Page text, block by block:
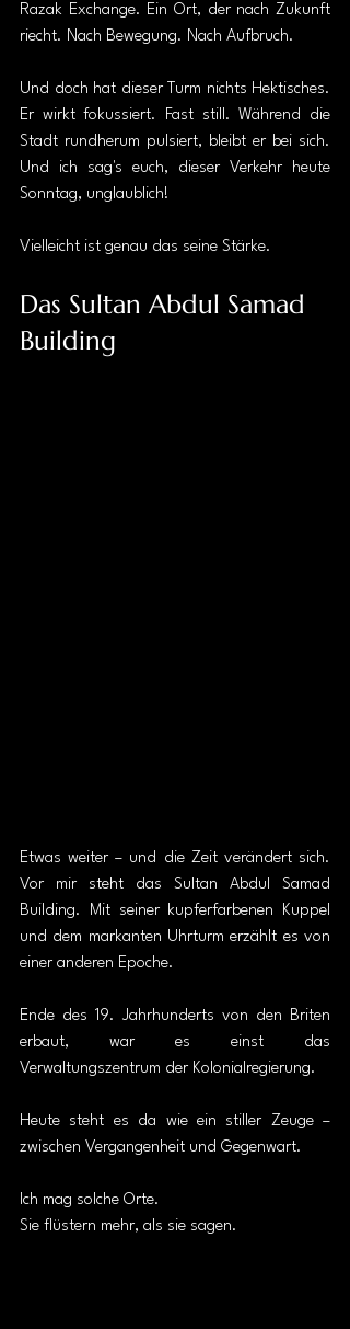
Razak Exchange. Ein Ort, der nach Zukunft
riecht. Nach Bewegung. Nach Aufbruch.
Und doch hat dieser Turm nichts Hektisches.
Er wirkt fokussiert. Fast still. Während die
Stadt rundherum pulsiert, bleibt er bei sich.
Und ich sag's euch, dieser Verkehr heute
Sonntag, unglaublich!
Vielleicht ist genau das seine Stärke.
Das Sultan Abdul Samad
Building
Etwas weiter – und die Zeit verändert sich.
Vor mir steht das Sultan Abdul Samad
Building. Mit seiner kupferfarbenen Kuppel
und dem markanten Uhrturm erzählt es von
einer anderen Epoche.
Ende des 19. Jahrhunderts von den Briten
erbaut, war es einst das
Verwaltungszentrum der Kolonialregierung.
Heute steht es da wie ein stiller Zeuge –
zwischen Vergangenheit und Gegenwart.
Ich mag solche Orte.
Sie flüstern mehr, als sie sagen.